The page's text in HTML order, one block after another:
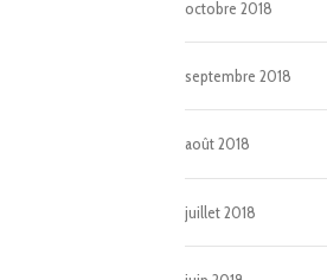
octobre 2018
septembre 2018
août 2018
juillet 2018